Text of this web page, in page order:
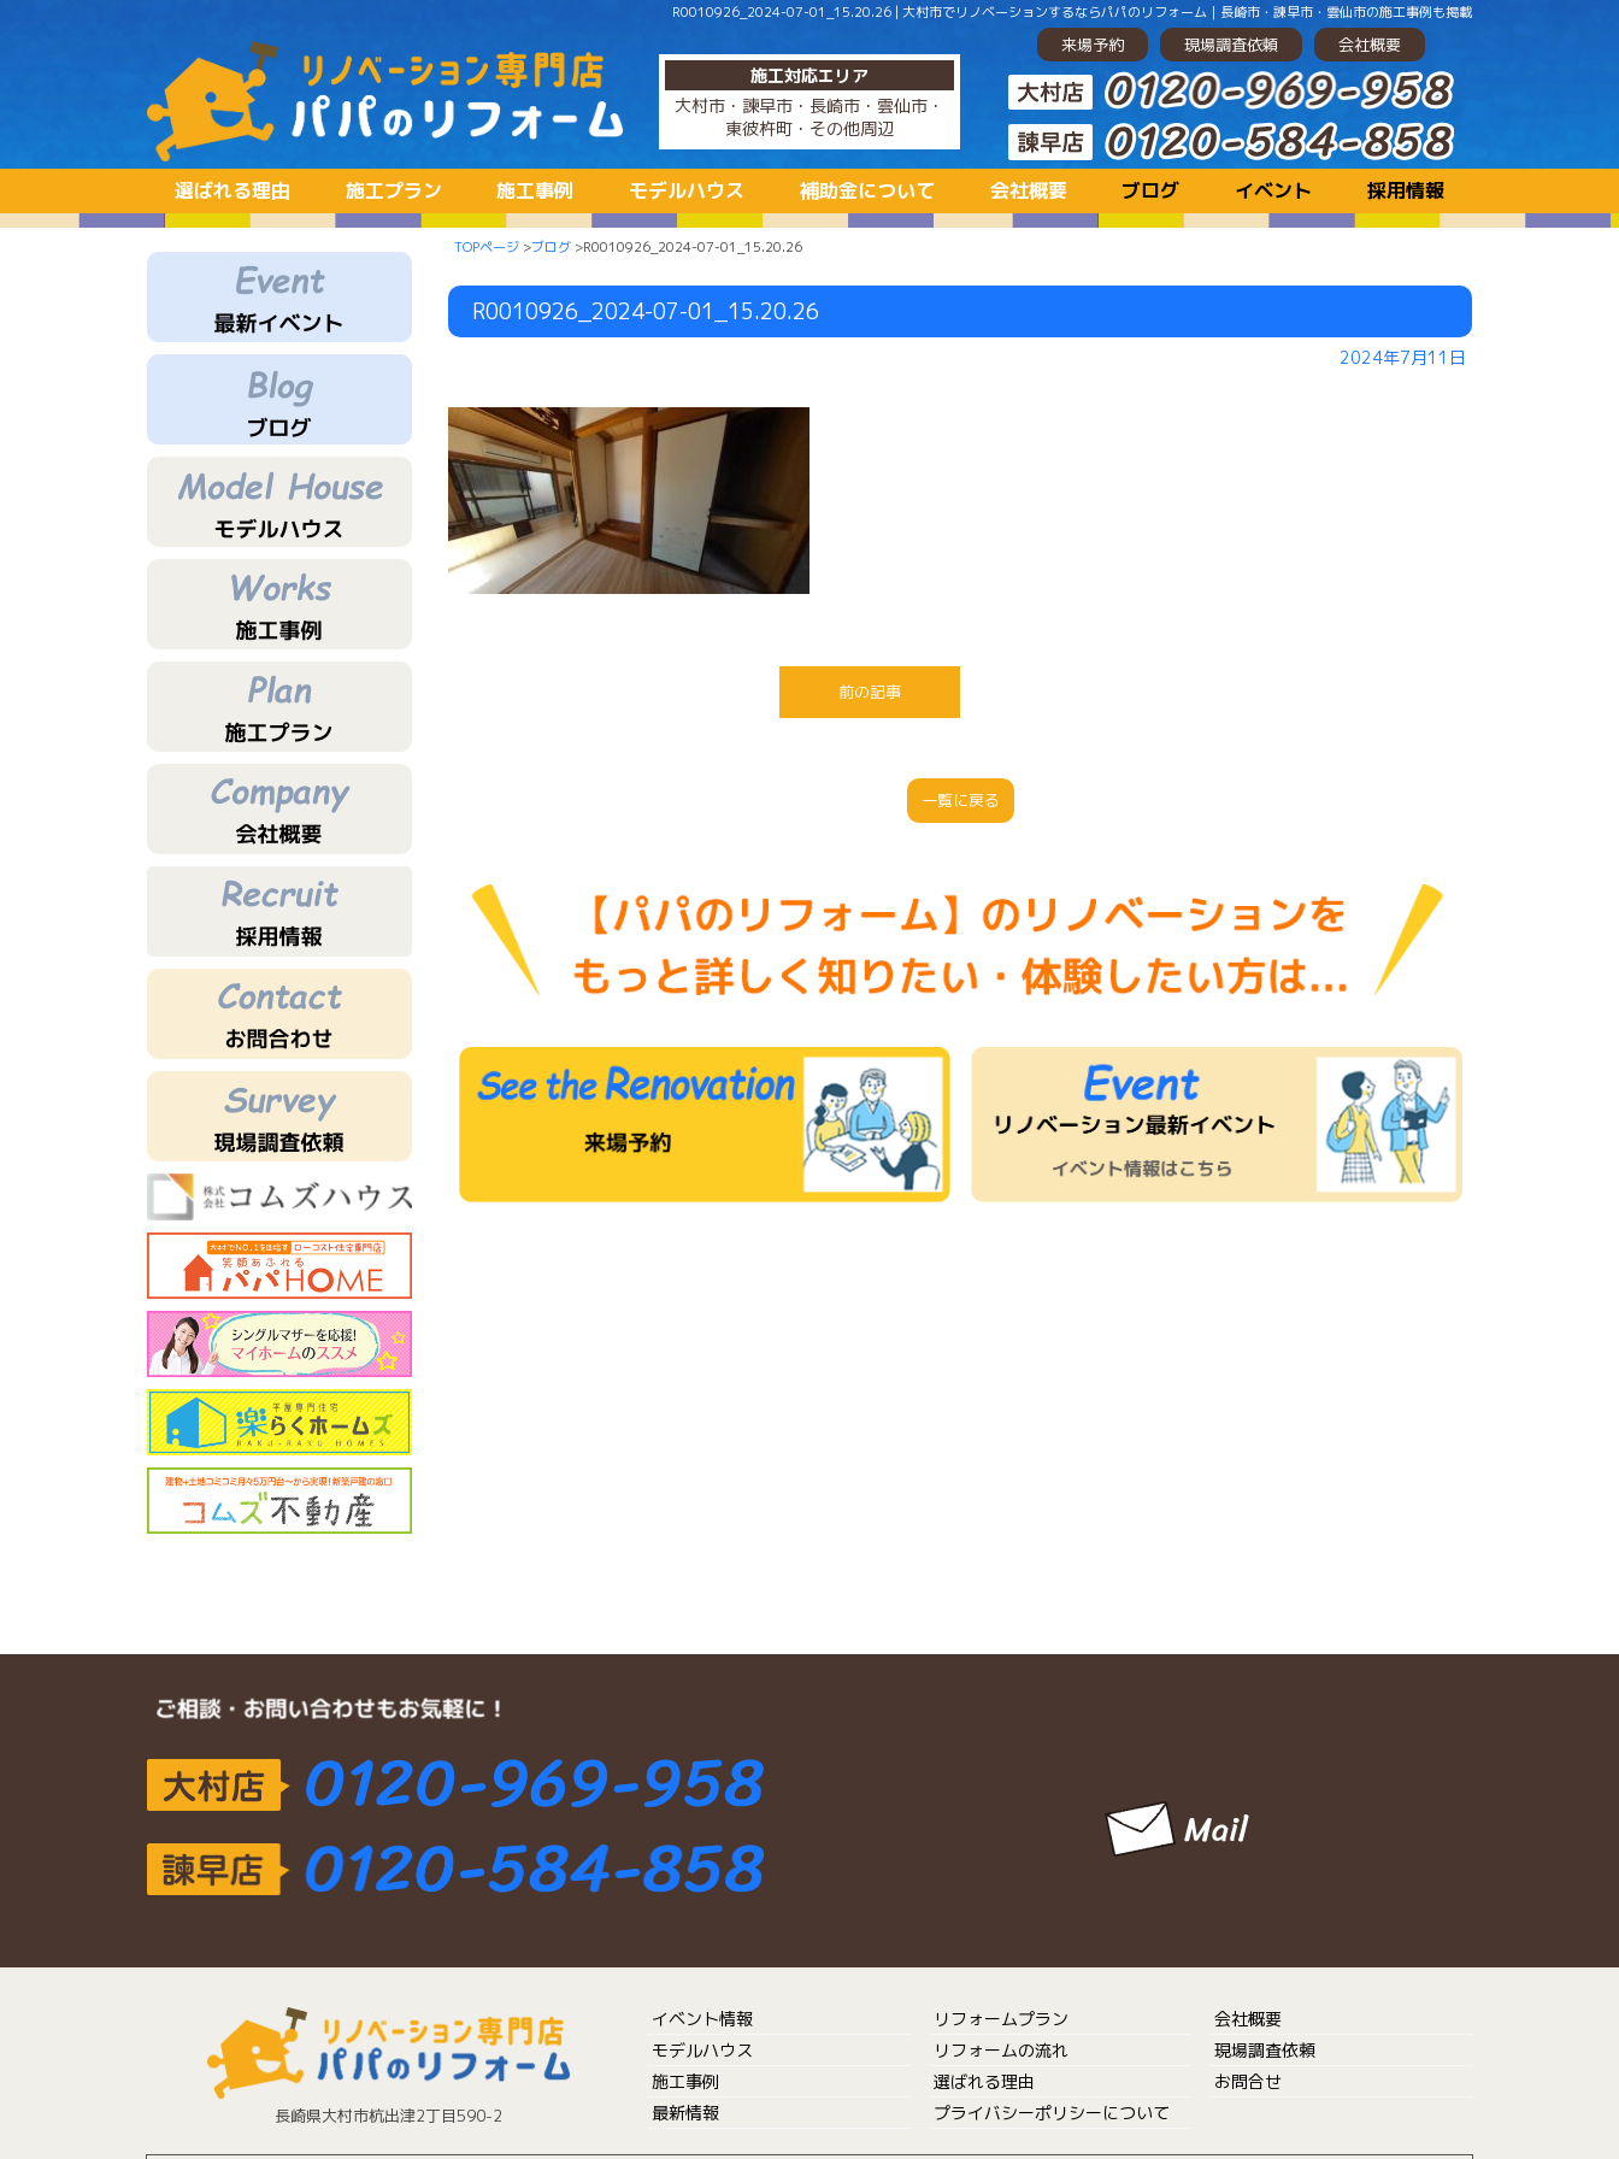
R0010926_2024-07-01_15.20.26 | 大村市でリノベーションするならパパのリフォーム｜長崎市・諫早市・雲仙市の施工事例も掲載
施工対応エリア
大村市・諫早市・長崎市・雲仙市・
東彼杵町・その他周辺
来場予約 現場調査依頼 会社概要
選ばれる理由 施工プラン 施工事例 モデルハウス 補助金について 会社概要 ブログ イベント 採用情報
TOPページ >ブログ >R0010926_2024-07-01_15.20.26
R0010926_2024-07-01_15.20.26
2024年7月11日
前の記事
一覧に戻る
長崎県大村市杭出津2丁目590-2
イベント情報
モデルハウス
施工事例
最新情報
リフォームプラン
リフォームの流れ
選ばれる理由
プライバシーポリシーについて
会社概要
現場調査依頼
お問合せ